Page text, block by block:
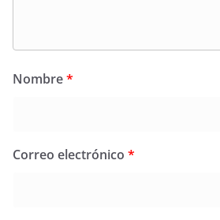
Nombre*
Correo electrónico *